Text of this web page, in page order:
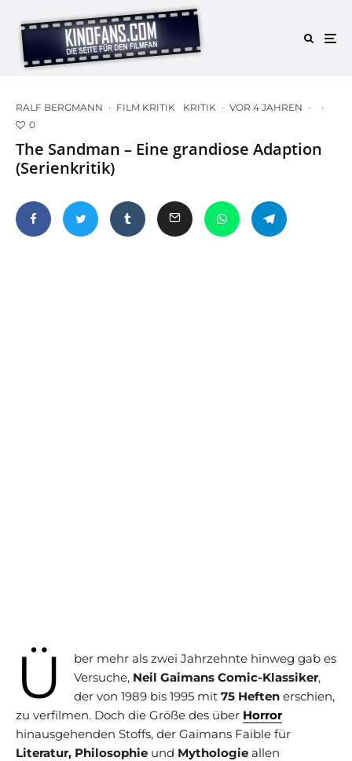
RALF BERGMANN · FILM KRITIK KRITIK · VOR 4 JAHREN ·
·
0
The Sandman – Eine grandiose Adaption
(Serienkritik)
Ü
ber mehr als zwei Jahrzehnte hinweg gab es
Versuche, Neil Gaimans Comic-Klassiker,
der von 1989 bis 1995 mit 75 Heften erschien,
zu verfilmen. Doch die Größe des über Horror
hinausgehenden Stoffs, der Gaimans Faible für
Literatur, Philosophie und Mythologie allen